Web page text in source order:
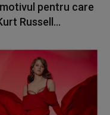
pentru care
Russell...